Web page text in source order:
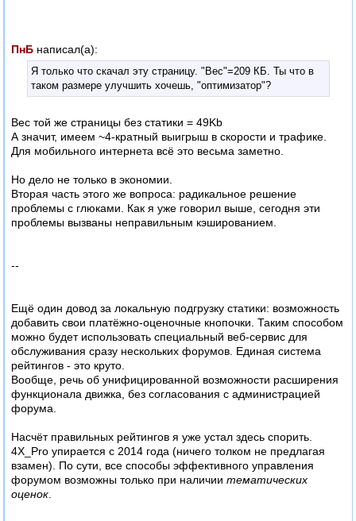
ПнБ написал(а):
Я только что скачал эту страницу. "Вес"=209 КБ. Ты что в
таком размере улучшить хочешь, "оптимизатор"?
Вес той же страницы без статики = 49Kb
А значит, имеем ~4-кратный выигрыш в скорости и трафике.
Для мобильного интернета всё это весьма заметно.
Но дело не только в экономии.
Вторая часть этого же вопроса: радикальное решение
проблемы с глюками. Как я уже говорил выше, сегодня эти
проблемы вызваны неправильным кэшированием.
--
Ещё один довод за локальную подгрузку статики: возможность
добавить свои платёжно-оценочные кнопочки. Таким способом
можно будет использовать специальный веб-сервис для
обслуживания сразу нескольких форумов. Единая система
рейтингов - это круто.
Вообще, речь об унифицированной возможности расширения
функционала движка, без согласования с администрацией
форума.
Насчёт правильных рейтингов я уже устал здесь спорить.
4X_Pro упирается с 2014 года (ничего толком не предлагая
взамен). По сути, все способы эффективного управления
форумом возможны только при наличии тематических
оценок